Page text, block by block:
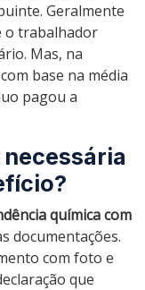
Geralmente
o trabalhador
Mas, na
base na média
pagou a
química com
documentações.
com foto e
que